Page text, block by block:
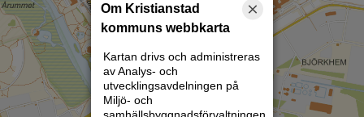
Om Kristianstad
kommuns webbkarta
Kartan drivs och administreras
av Analys- och
utvecklingsavdelningen på
Miljö- och
samhällsbyggnadsförvaltningen.